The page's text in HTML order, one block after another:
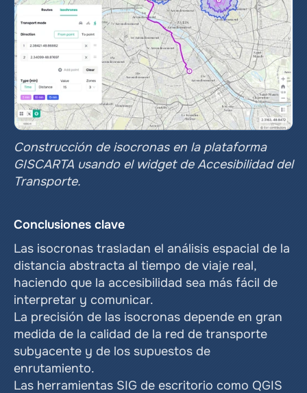
Construcción de isocronas en la plataforma
GISCARTA usando el widget de Accesibilidad del
Transporte.
Conclusiones clave
Las isocronas trasladan el análisis espacial de la
distancia abstracta al tiempo de viaje real,
haciendo que la accesibilidad sea más fácil de
interpretar y comunicar.
La precisión de las isocronas depende en gran
medida de la calidad de la red de transporte
subyacente y de los supuestos de
enrutamiento.
Las herramientas SIG de escritorio como QGIS